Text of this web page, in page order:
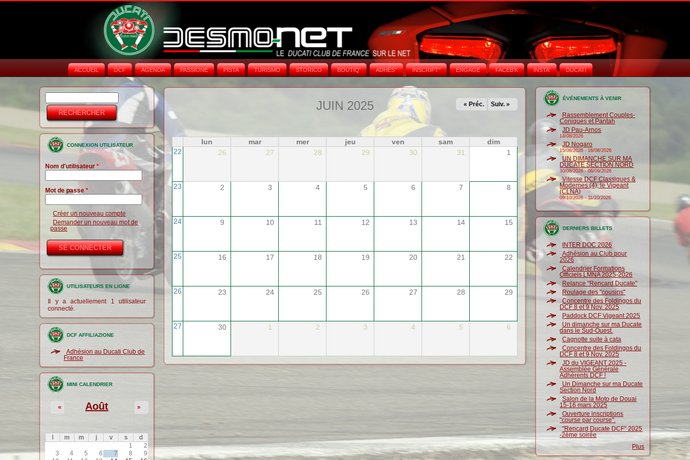
ACCUEIL DCF AGENDA PASSIONE PISTA TURISMO STORICO BOUTIQ' ADHÉS° INSCRIPT° ENGAGE FACEB'K INSTA‘ DUCATI
Formulaire de
recherche
CONNEXION UTILISATEUR
Nom d'utilisateur*
Mot de passe*
Créer un nouveau compte
Demander un nouveau mot de
passe
UTILISATEURS EN LIGNE
Il y a actuellement 1 utilisateur
connecté.
DCF AFFILIAZIONE
Adhésion au Ducati Club de
France
MINI CALENDRIER
Août
« »
m m j v s
d
1
2
3
4 5 6 7 8
9
JUIN 2025 « Préc. Suiv. »
lun mar mer jeu ven sam
dim
22
26 27 28 29 30 31 1
23 2 3 4 5 6 7 8
24 9 10 11 12 13 14 15
25 16 17 18 19 20 21 22
26 23 24 25 26 27 28 29
27 30 1 2 3 4 5 6
ÉVÉNEMENTS À VENIR
Rassemblement Couples-
Coniques et Pantah
JD Pau-Arnos
14/08/2026
JD Nogaro
15/08/2026 -16/08/2026
UN DIMANCHE SUR MA
DUCATE SECTION NORD
30/08/2026-06/09/2026
Vitesse DCF Classiques &
Modernes (4), le Vigeant
(CLNA)
09/10/2026-11/10/2026
DERNIERS BILLETS
INTER DOC 2026
Adhésion au Club pour
2026
Calendrier Formations
Officiels LMNA 2025-2026
Relance "Rencard Ducate"
Roulage des "cousins"
Concentre des Foldingos du
DCF 8 et 9 Nov. 2025
Paddock DCF Vigeant 2025
Un dimanche sur ma Ducate
dans le Sud-Ouest.
Cagnotte suite à cata
Concentre des Foldingos du
DCF 8 et 9 Nov. 2025
JD du VIGEANT 2025 -
Assemblée Générale
Adhérents DCF !
Un Dimanche sur ma Ducate
Section Nord
Salon de la Moto de Douai
15-16 mars 2025
Ouverture inscriptions
"course par course".
"Rencard Ducate DCF" 2025
-2ème soirée
Plus